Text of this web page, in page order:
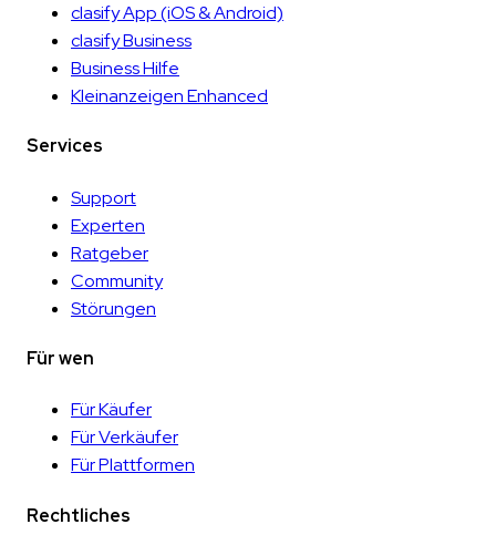
clasify App(iOS & Android)
clasify Business
Business Hilfe
Kleinanzeigen Enhanced
Services
Support
Experten
Ratgeber
Community
Störungen
Für wen
Für Käufer
Für Verkäufer
Für Plattformen
Rechtliches